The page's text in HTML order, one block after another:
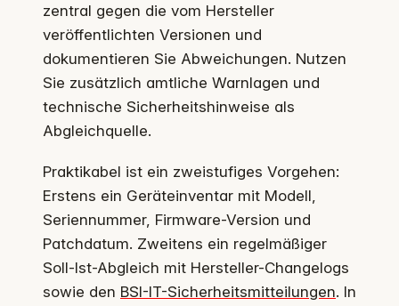
zentral gegen die vom Hersteller
veröffentlichten Versionen und
dokumentieren Sie Abweichungen. Nutzen
Sie zusätzlich amtliche Warnlagen und
technische Sicherheitshinweise als
Abgleichquelle.
Praktikabel ist ein zweistufiges Vorgehen:
Erstens ein Geräteinventar mit Modell,
Seriennummer, Firmware-Version und
Patchdatum. Zweitens ein regelmäßiger
Soll-Ist-Abgleich mit Hersteller-Changelogs
sowie den BSI-IT-Sicherheitsmitteilungen. In